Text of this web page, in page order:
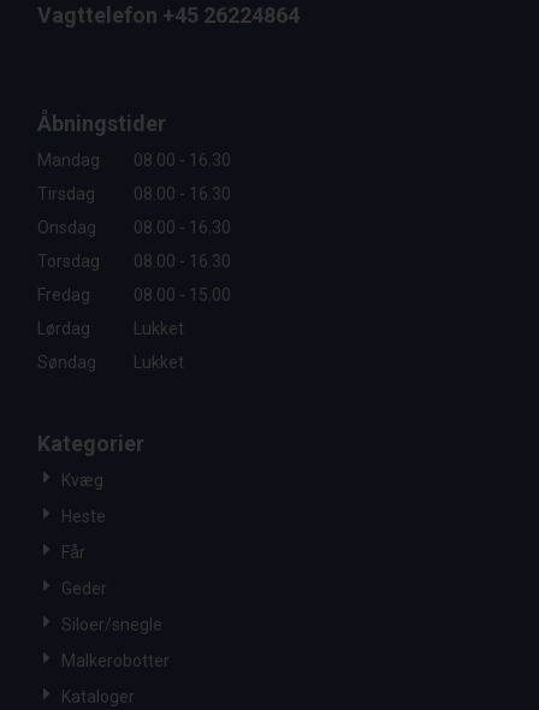
Vagttelefon +45 26224864
Åbningstider
Mandag
08.00 - 16.30
Tirsdag
08.00 - 16.30
Onsdag
08.00 - 16.30
Torsdag
08.00 - 16.30
Fredag
08.00 - 15.00
Lørdag
Lukket
Søndag
Lukket
Kategorier
Kvæg
Heste
Får
Geder
Siloer/snegle
Malkerobotter
Kataloger